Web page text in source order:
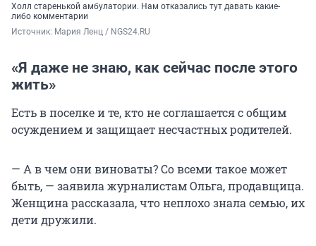
Холл старенькой амбулатории. Нам отказались тут давать какие-
либо комментарии
Источник: Мария Ленц / NGS24.RU
«Я даже не знаю, как сейчас после этого
жить»
Есть в поселке и те, кто не соглашается с общим
осуждением и защищает несчастных родителей.
— А в чем они виноваты? Со всеми такое может
быть, — заявила журналистам Ольга, продавщица.
Женщина рассказала, что неплохо знала семью, их
дети дружили.